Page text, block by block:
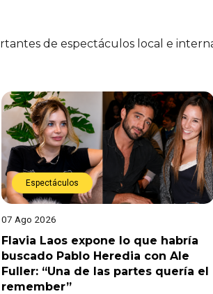
de espectáculos local e
Espectáculos
07 Ago 2026
Flavia Laos expone lo que habría
buscado Pablo Heredia con Ale
Fuller: “Una de las partes quería el
remember”